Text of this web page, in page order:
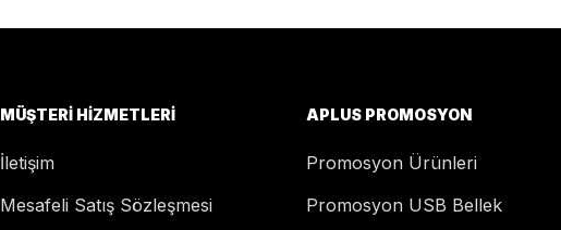
MÜŞTERI HIZMETLERI
İletişim
Mesafeli Satış Sözleşmesi
APLUS PROMOSYON
Promosyon Ürünleri
Promosyon USB Bellek